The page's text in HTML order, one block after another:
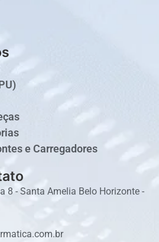
e Carregadores
8 - Santa Amelia Belo Horizonte -